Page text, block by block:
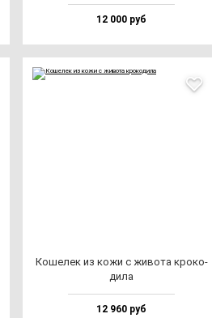
12 000 руб
Коше­лек из ко­жи с жи­во­та кро­ко­
ди­ла
12 960 руб